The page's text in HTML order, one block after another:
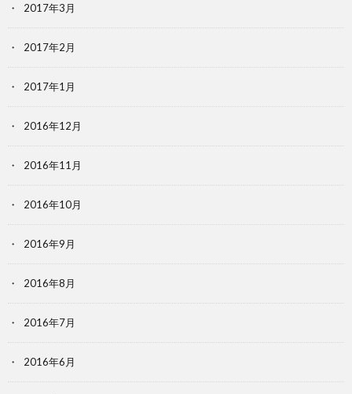
2017年3月
2017年2月
2017年1月
2016年12月
2016年11月
2016年10月
2016年9月
2016年8月
2016年7月
2016年6月